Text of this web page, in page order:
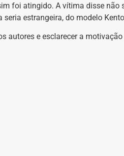
foi atingido. A vítima disse não
estrangeira, do modelo
autores e esclarecer a